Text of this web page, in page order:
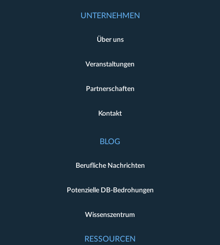
UNTERNEHMEN
Über uns
Veranstaltungen
Partnerschaften
Kontakt
BLOG
Berufliche Nachrichten
Potenzielle DB-Bedrohungen
Wissenszentrum
RESSOURCEN